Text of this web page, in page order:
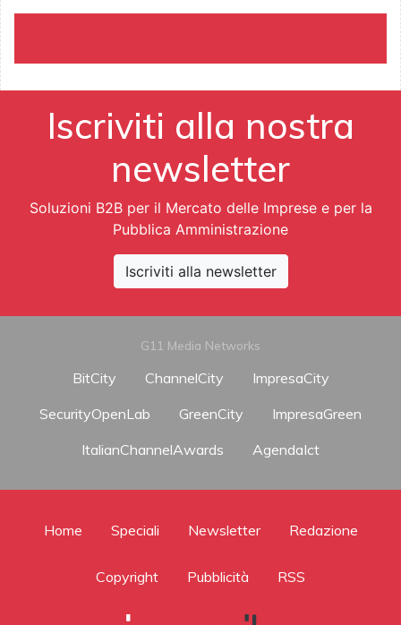
Iscriviti alla nostra
newsletter
Soluzioni B2B per il Mercato delle Imprese e per la
Pubblica Amministrazione
Iscriviti alla newsletter
G11 Media Networks
BitCity ChannelCity
ImpresaCity
SecurityOpenLab
GreenCity
ImpresaGreen
ItalianChannelAwards
AgendaIct
Home Speciali Newsletter Redazione
Copyright Pubblicità RSS